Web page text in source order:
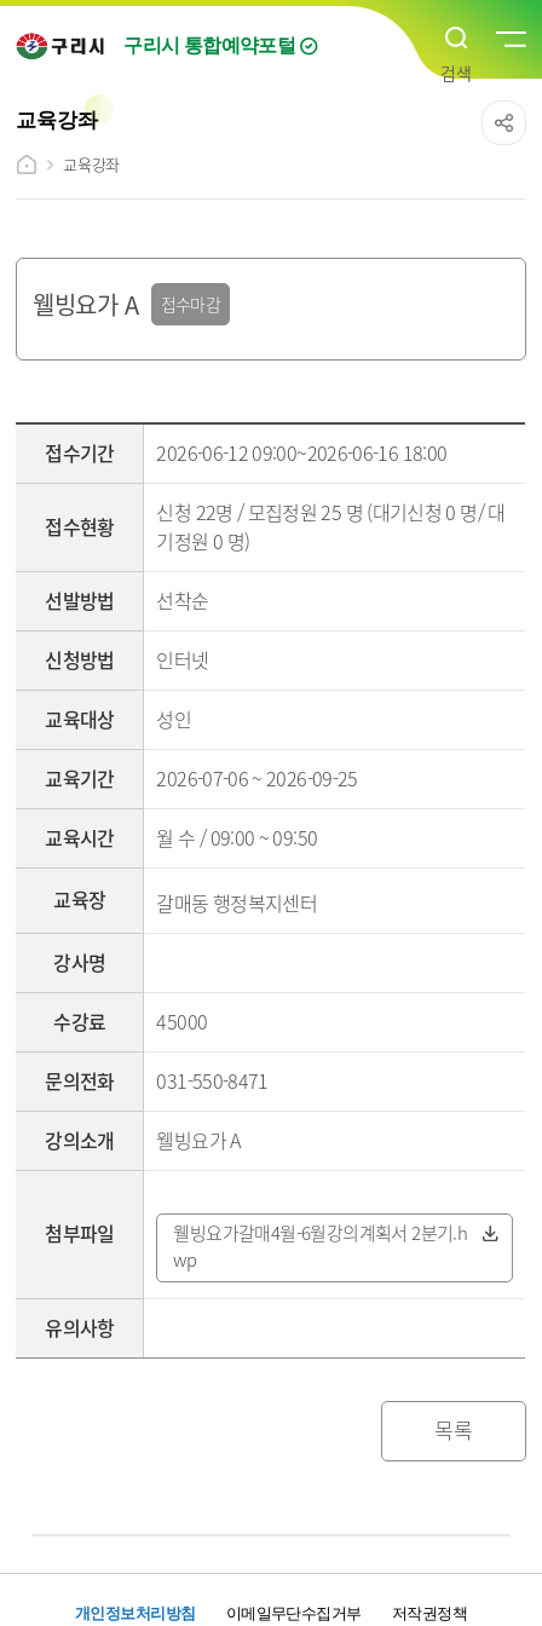
구리시 통합예약포털
교육강좌
교육강좌
웰빙요가 A 접수마감
접수기간 2026-06-12 09:00~2026-06-16 18:00
접수현황
신청 22명 / 모집정원 25 명 (대기신청 0 명/ 대
기정원 0 명)
선발방법 선착순
신청방법 인터넷
교육대상 성인
교육기간 2026-07-06 ~ 2026-09-25
교육시간 월 수 / 09:00 ~ 09:50
교육장 갈매동 행정복지센터
강사명
수강료 45000
문의전화 031-550-8471
강의소개 웰빙요가 A
첨부파일
웰빙요가갈매4월-6월강의계획서 2분기.h
wp
유의사항
목록
개인정보처리방침 이메일무단수집거부 저작권정책